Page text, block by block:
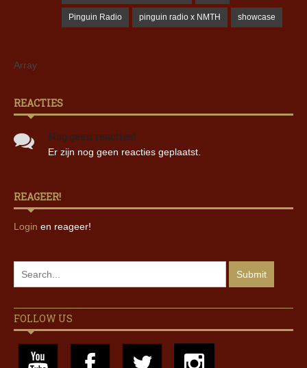
Pinguin Radio pinguin radio x NMTH showcase
Array
REACTIES
Nog geen reacties!
Er zijn nog geen reacties geplaatst.
REAGEER!
Login en reageer!
FOLLOW US